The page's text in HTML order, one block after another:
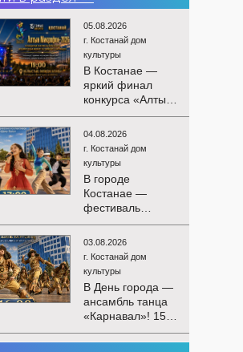
05.08.2026
г. Костанай дом
культуры
В Костанае —
яркий финал
конкурса «Алтын
Микрофон-2026»!
15 августа
состоятся
церемония
награждения
победителей и
гала-концерт
Международного
конкурса
вокалистов! Вас
ждут яркие
выступления
лучших
исполнителей,
незабываемые
эмоции и особая
праздничная
04.08.2026
г. Костанай дом
культуры
В городе
Костанае —
фестиваль
детского
творчества
«Алтын дән»! 15
августа на
площади
областного
акимата
состоится
фестиваль
03.08.2026
г. Костанай дом
культуры
В День города —
ансамбль танца
«Карнавал»! 15
августа на
площади